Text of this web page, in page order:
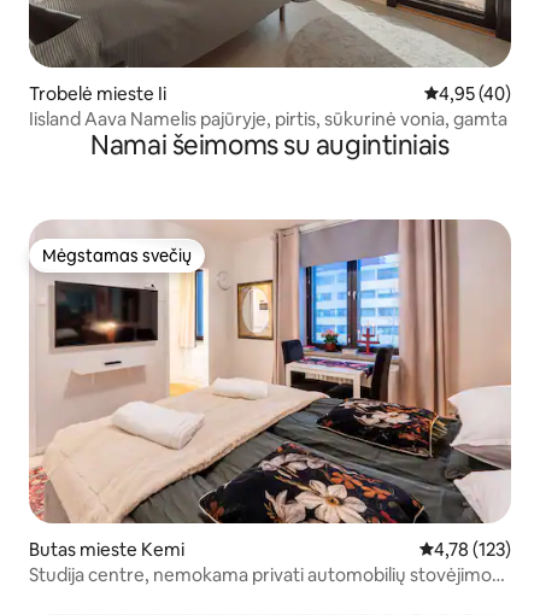
Trobelė mieste Ii Vidutinis
4,95 (40)
Iisland Aava Namelis pajūryje, pirtis, sūkurinė vonia, gamta
Namai šeimoms su augintiniais
Mėgstamas svečių
Mėgstamas svečių
Butas mieste Kemi Vidutinis
4,78 (123)
Studija centre, nemokama privati automobilių stovėjimo